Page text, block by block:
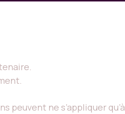
peuvent ne s’appliquer qu’à